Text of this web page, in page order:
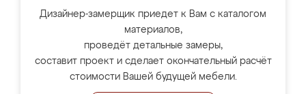
Дизайнер-замерщик приедет к Вам с каталогом
материалов,
проведёт детальные замеры,
составит проект и сделает окончательный расчёт
стоимости Вашей будущей мебели.